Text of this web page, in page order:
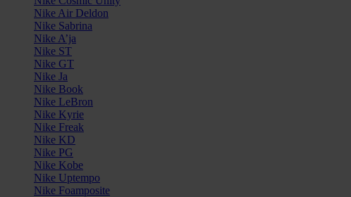
Nike Air Deldon
Nike Sabrina
Nike A’ja
Nike ST
Nike GT
Nike Ja
Nike Book
Nike LeBron
Nike Kyrie
Nike Freak
Nike KD
Nike PG
Nike Kobe
Nike Uptempo
Nike Foamposite